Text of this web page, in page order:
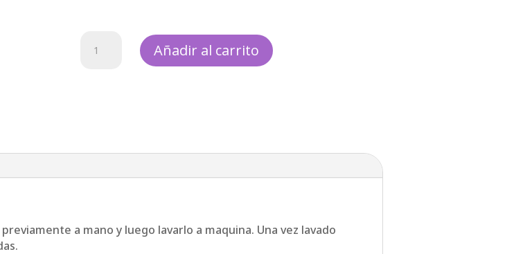
35,00 €
Marino
Añadir al carrito
a mano y luego lavarlo a maquina. Una vez lavado